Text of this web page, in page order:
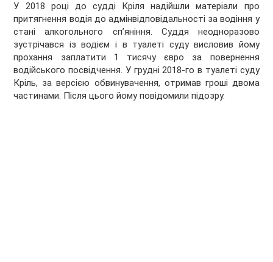
У 2018 році до судді Кріля надійшли матеріали про
притягнення водія до адмінвідповідальності за водіння у
стані алкогольного спʼяніння. Суддя неодноразово
зустрічався із водієм і в туалеті суду висловив йому
прохання заплатити 1 тисячу євро за повернення
водійського посвідчення. У грудні 2018-го в туалеті суду
Кріль, за версією обвинувачення, отримав гроші двома
частинами. Після цього йому повідомили підозру.